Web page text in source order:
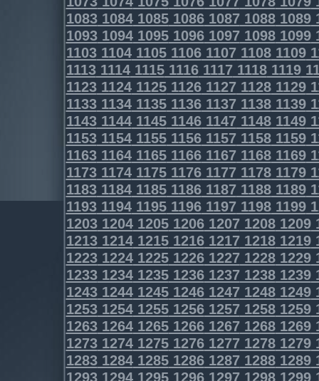
1083108410851086108710881089
1093109410951096109710981099
1103110411051106110711081109
1113111411151116111711181119
1123112411251126112711281129
1133113411351136113711381139
1143114411451146114711481149
1153115411551156115711581159
1163116411651166116711681169
1173117411751176117711781179
1183118411851186118711881189
1193119411951196119711981199
1203120412051206120712081209
1213121412151216121712181219
1223122412251226122712281229
1233123412351236123712381239
1243124412451246124712481249
1253125412551256125712581259
1263126412651266126712681269
1273127412751276127712781279
1283128412851286128712881289
1293129412951296129712981299